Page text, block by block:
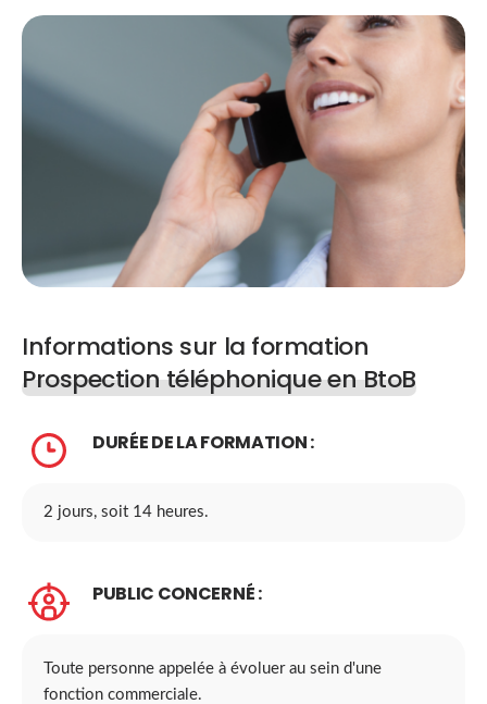
Informations sur la formation
Prospection téléphonique en BtoB
DURÉE DE LA FORMATION :
2 jours, soit 14 heures.
PUBLIC CONCERNÉ :
Toute personne appelée à évoluer au sein d'une
fonction commerciale.